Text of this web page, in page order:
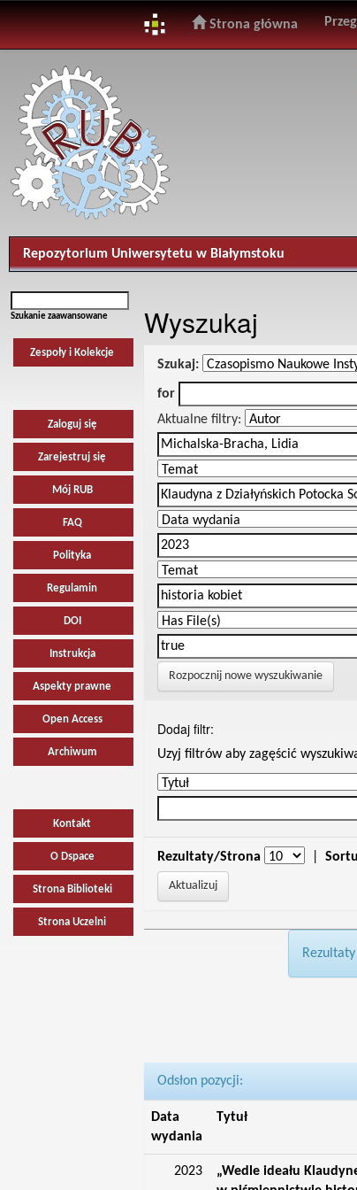
navigation
Strona główna
Repozytorium Uniwersytetu w Białymstoku
Szukanie zaawansowane
Zespoły i Kolekcje
Zaloguj się
Zarejestruj się
Mój RUB
FAQ
Polityka
Regulamin
DOI
Instrukcja
Aspekty prawne
Open Access
Archiwum
Kontakt
O Dspace
Strona Biblioteki
Strona Uczelni
Wyszukaj
Szukaj:
for
Aktualne filtry:
Rozpocznij nowe wyszukiwanie
Dodaj filtr:
Uzyj filtrów aby zagęścić
Rezultaty/Strona
Odsłon pozycji:
Data
wydania
Tytuł
2023
„Wedle ideału